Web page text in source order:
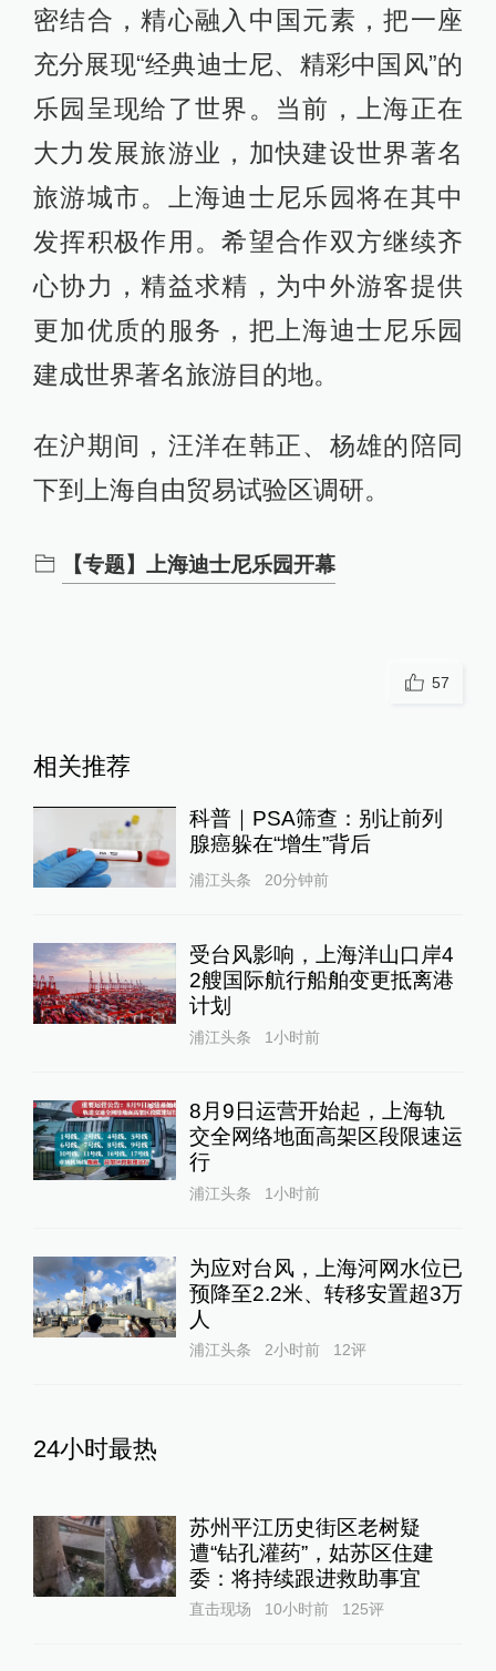
密结合，精心融入中国元素，把一座
充分展现“经典迪士尼、精彩中国风”的
乐园呈现给了世界。当前，上海正在
大力发展旅游业，加快建设世界著名
旅游城市。上海迪士尼乐园将在其中
发挥积极作用。希望合作双方继续齐
心协力，精益求精，为中外游客提供
更加优质的服务，把上海迪士尼乐园
建成世界著名旅游目的地。
在沪期间，汪洋在韩正、杨雄的陪同
下到上海自由贸易试验区调研。
【专题】上海迪士尼乐园开幕
57
相关推荐
科普｜PSA筛查：别让前列
腺癌躲在“增生”背后
浦江头条 20分钟前
受台风影响，上海洋山口岸4
2艘国际航行船舶变更抵离港
计划
浦江头条 1小时前
8月9日运营开始起，上海轨
交全网络地面高架区段限速运
行
浦江头条 1小时前
为应对台风，上海河网水位已
预降至2.2米、转移安置超3万
人
浦江头条 2小时前 12评
24小时最热
苏州平江历史街区老树疑
遭“钻孔灌药”，姑苏区住建
委：将持续跟进救助事宜
直击现场 10小时前 125评